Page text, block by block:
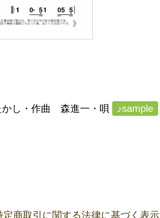
し・作曲 森進一・唄 ♪sample
定商取引に関する法律に基づく表示